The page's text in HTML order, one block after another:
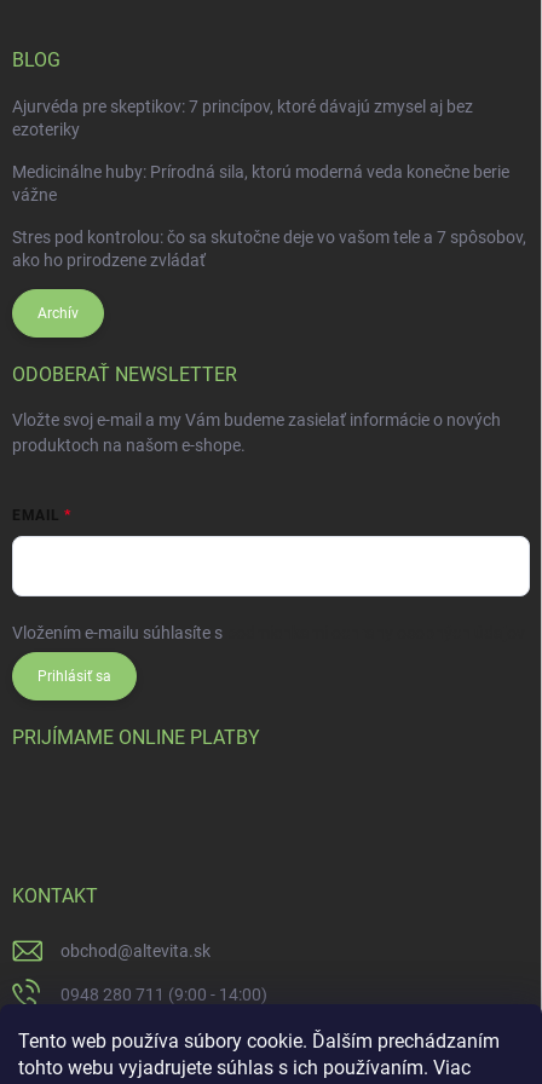
Tento web používa súbory cookie. Ďalším prechádzaním
tohto webu vyjadrujete súhlas s ich používaním. Viac
BLOG
Ajurvéda pre skeptikov: 7 princípov, ktoré dávajú zmysel aj bez
ezoteriky
Medicinálne huby: Prírodná sila, ktorú moderná veda konečne berie
vážne
Stres pod kontrolou: čo sa skutočne deje vo vašom tele a 7 spôsobov,
ako ho prirodzene zvládať
Archív
ODOBERAŤ NEWSLETTER
Vložte svoj e-mail a my Vám budeme zasielať informácie o nových
produktoch na našom e-shope.
EMAIL
Vložením e-mailu súhlasíte s
Prihlásiť sa
PRIJÍMAME ONLINE PLATBY
KONTAKT
obchod@altevita.sk
0948 280 711 (9:00 - 14:00)
Altevita.sk